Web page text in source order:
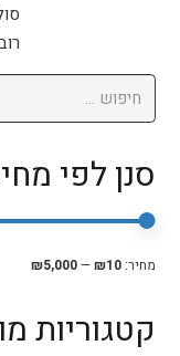
חיפוש:
סנן לפי
מחיר:₪10
—
₪5,000
קטגוריות